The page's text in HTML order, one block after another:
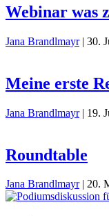
Webinar was
Jana Brandlmayr | 30.
Meine erste
Jana Brandlmayr | 19.
Roundtable
Jana Brandlmayr | 20.